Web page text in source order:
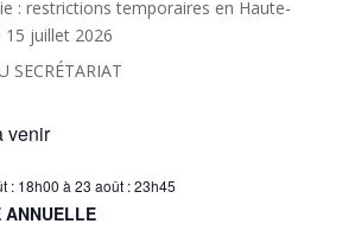
: restrictions temporaires en Haute-
15 juillet 2026
SECRÉTARIAT
venir
: 18h00 à 23 août : 23h45
ANNUELLE